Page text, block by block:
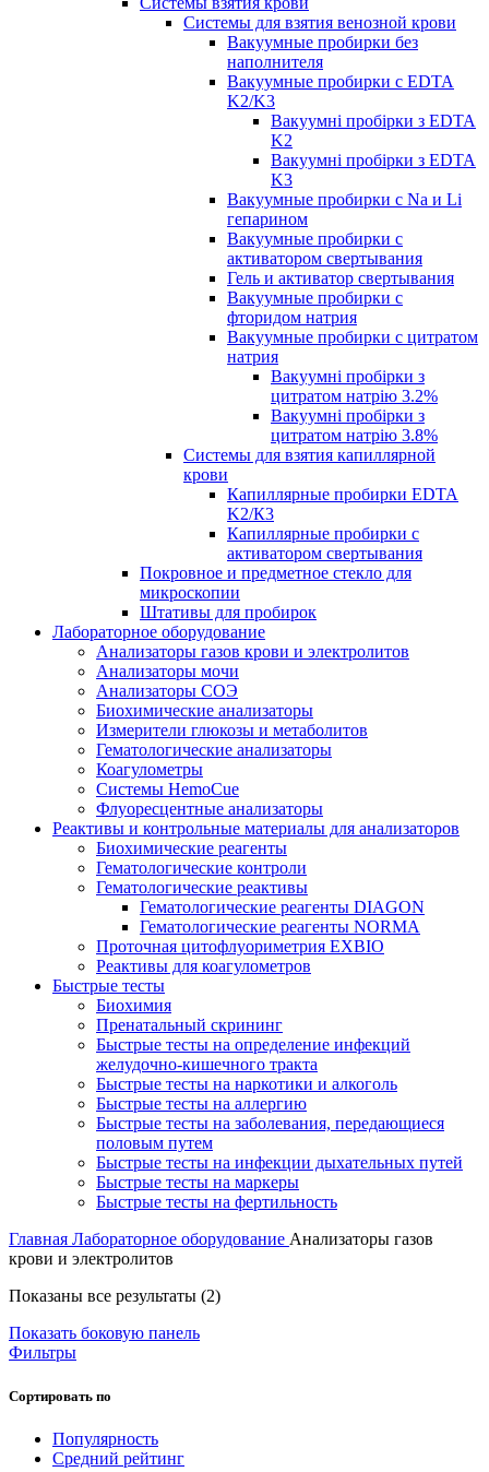
Системы для взятия венозной крови
Вакуумные пробирки без
наполнителя
Вакуумные пробирки с EDTA
K2/K3
Вакуумні пробірки з EDTA
K2
Вакуумні пробірки з EDTA
K3
Вакуумные пробирки с Na и Li
гепарином
Вакуумные пробирки с
активатором свертывания
Гель и активатор свертывания
Вакуумные пробирки с
фторидом натрия
Вакуумные пробирки с цитратом
натрия
Вакуумні пробірки з
цитратом натрію 3.2%
Вакуумні пробірки з
цитратом натрію 3.8%
Системы для взятия капиллярной
крови
Капиллярные пробирки EDTA
K2/К3
Капиллярные пробирки с
активатором свертывания
Покровное и предметное стекло для
микроскопии
Штативы для пробирок
Лабораторное оборудование
Анализаторы газов крови и электролитов
Анализаторы мочи
Анализаторы СОЭ
Биохимические анализаторы
Измерители глюкозы и метаболитов
Гематологические анализаторы
Коагулометры
Системы HemoCue
Флуоресцентные анализаторы
Реактивы и контрольные материалы для анализаторов
Биохимические реагенты
Гематологические контроли
Гематологические реактивы
Гематологические реагенты DIAGON
Гематологические реагенты NORMA
Проточная цитофлуориметрия EXBIO
Реактивы для коагулометров
Быстрые тесты
Биохимия
Пренатальный скрининг
Быстрые тесты на определение инфекций
желудочно-кишечного тракта
Быстрые тесты на наркотики и алкоголь
Быстрые тесты на аллергию
Быстрые тесты на заболевания, передающиеся
половым путем
Быстрые тесты на инфекции дыхательных путей
Быстрые тесты на маркеры
Быстрые тесты на фертильность
Главная Лабораторное оборудование Анализаторы газов
крови и электролитов
Показаны все результаты (2)Сортировка:
Показать боковую панель
Фильтры
Сортировать по
Популярность
Средний рейтинг